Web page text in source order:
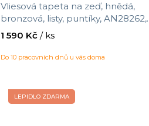
Vliesová tapeta na zeď, hnědá,
bronzová, listy, puntíky, AN28262,
Antibes, Decoprint, velikost 10,05 x
Do 10 pracovních dnů u vás doma
1 590 Kč / ks
LEPIDLO ZDARMA